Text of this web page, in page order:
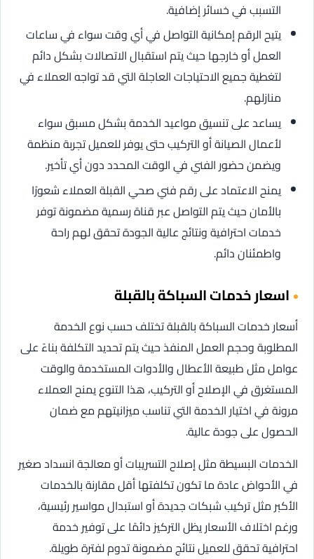
التسبب في خسائر إضافية.
يتيح الرقم إمكانية التواصل في أي وقت سواء في ساعات
العمل أو خارجها حيث يتم استقبال الاتصالات بشكل دائم
لتغطية جميع الاحتياجات العاجلة التي قد تواجه العملاء في
منازلهم.
يساعد على تنسيق مواعيد الخدمة بشكل مسبق سواء
لأعمال الصيانة أو التركيب حتى يوفر للعميل تجربة منظمة
ويضمن حضور الفني في الوقت المحدد دون أي تأخير.
يمنح الاعتماد على رقم فني صحي القبلة العملاء شعورًا
بالأمان حيث يتم التواصل عبر قناة رسمية مضمونة توفر
خدمات احترافية ونتائج عالية الجودة تحقق لهم راحة
واطمئنان دائم.
اسعار خدمات السباكة بالقبلة
أسعار خدمات السباكة بالقبلة تختلف حسب نوع الخدمة
المطلوبة وحجم العمل المنفذ حيث يتم تحديد التكلفة بناءً على
عوامل مثل طبيعة الأعطال والأدوات المستخدمة والوقت
المستغرق في الإصلاح أو التركيب، هذا التنوع يمنح العملاء
مرونة في اختيار الخدمة التي تناسب ميزانيتهم مع ضمان
الحصول على جودة عالية.
الخدمات البسيطة مثل إصلاح التسريبات أو معالجة انسداد صغير
في الأحواض عادة ما تكون تكلفتها أقل مقارنة بالخدمات
الأكبر مثل تركيب شبكات جديدة أو استبدال مواسير رئيسية،
ورغم اختلاف الأسعار يظل التركيز دائمًا على توفير خدمة
احترافية تحقق للعميل نتائج مضمونة تدوم لفترة طويلة.